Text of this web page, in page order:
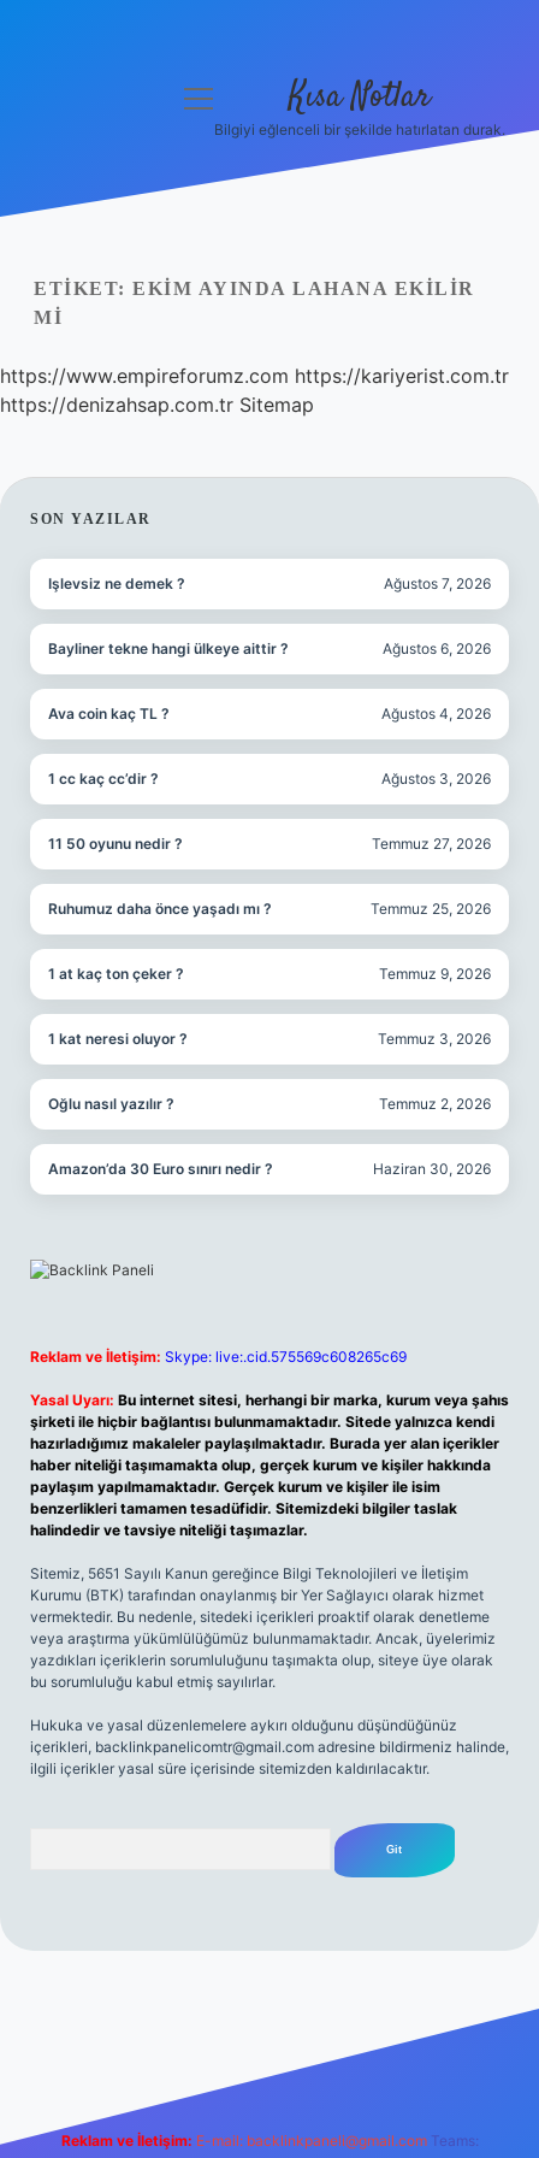
Yasal Uyarı
Hakkımızda
menüyü
Kısa Notlar
Bilgiyi eğlenceli bir şekilde hatırlatan durak.
ETIKET: EKIM AYINDA LAHANA EKILIR
MI
https://www.empireforumz.com https://kariyerist.com.tr
https://denizahsap.com.tr Sitemap
SIDEBAR
SON YAZILAR
Işlevsiz ne demek ? Ağustos 7, 2026
Bayliner tekne hangi ülkeye aittir ? Ağustos 6, 2026
Ava coin kaç TL ? Ağustos 4, 2026
1 cc kaç cc’dir ? Ağustos 3, 2026
11 50 oyunu nedir ? Temmuz 27, 2026
Ruhumuz daha önce yaşadı mı ? Temmuz 25, 2026
1 at kaç ton çeker ? Temmuz 9, 2026
1 kat neresi oluyor ? Temmuz 3, 2026
Oğlu nasıl yazılır ? Temmuz 2, 2026
Amazon’da 30 Euro sınırı nedir ? Haziran 30, 2026
Reklam ve İletişim: Skype: live:.cid.575569c608265c69
Yasal Uyarı: Bu internet sitesi, herhangi bir marka, kurum veya şahıs
şirketi ile hiçbir bağlantısı bulunmamaktadır. Sitede yalnızca kendi
hazırladığımız makaleler paylaşılmaktadır. Burada yer alan içerikler
haber niteliği taşımamakta olup, gerçek kurum ve kişiler hakkında
paylaşım yapılmamaktadır. Gerçek kurum ve kişiler ile isim
benzerlikleri tamamen tesadüfidir. Sitemizdeki bilgiler taslak
halindedir ve tavsiye niteliği taşımazlar.
Sitemiz, 5651 Sayılı Kanun gereğince Bilgi Teknolojileri ve İletişim
Kurumu (BTK) tarafından onaylanmış bir Yer Sağlayıcı olarak hizmet
vermektedir. Bu nedenle, sitedeki içerikleri proaktif olarak denetleme
veya araştırma yükümlülüğümüz bulunmamaktadır. Ancak, üyelerimiz
yazdıkları içeriklerin sorumluluğunu taşımakta olup, siteye üye olarak
bu sorumluluğu kabul etmiş sayılırlar.
Hukuka ve yasal düzenlemelere aykırı olduğunu düşündüğünüz
içerikleri, backlinkpanelicomtr@gmail.com adresine bildirmeniz halinde,
ilgili içerikler yasal süre içerisinde sitemizden kaldırılacaktır.
Reklam ve İletişim: E-mail: backlinkpaneli@gmail.com Teams: